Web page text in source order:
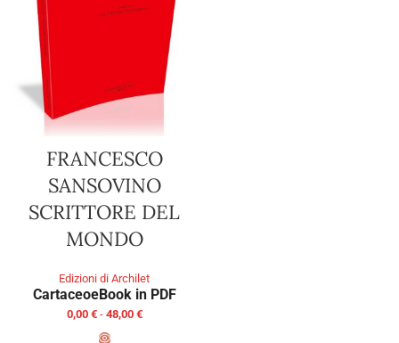
FRANCESCO
SANSOVINO
SCRITTORE DEL
MONDO
Edizioni di Archilet
CartaceoeBook in PDF
0,00 € - 48,00 €